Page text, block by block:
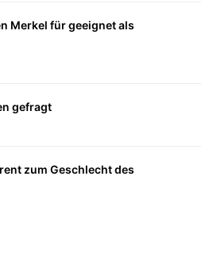
Merkel für geeignet als
gefragt
zum Geschlecht des